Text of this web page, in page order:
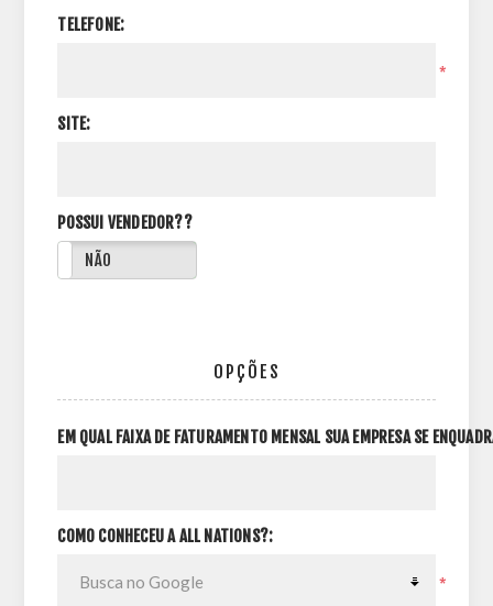
TELEFONE:
*
SITE:
POSSUI VENDEDOR??
NÃO
OPÇÕES
EM QUAL FAIXA DE FATURAMENTO MENSAL SUA EMPRESA SE
COMO CONHECEU A ALL NATIONS?:
*